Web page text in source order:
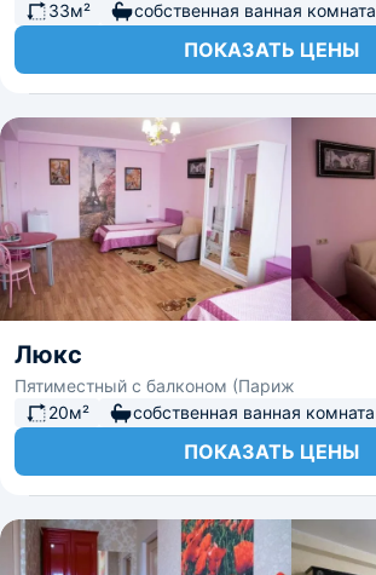
33м² собственная ванная комната
ПОКАЗАТЬ ЦЕНЫ
Люкс
Пятиместный с балконом (Париж
20м²
собственная ванная комната
ПОКАЗАТЬ ЦЕНЫ